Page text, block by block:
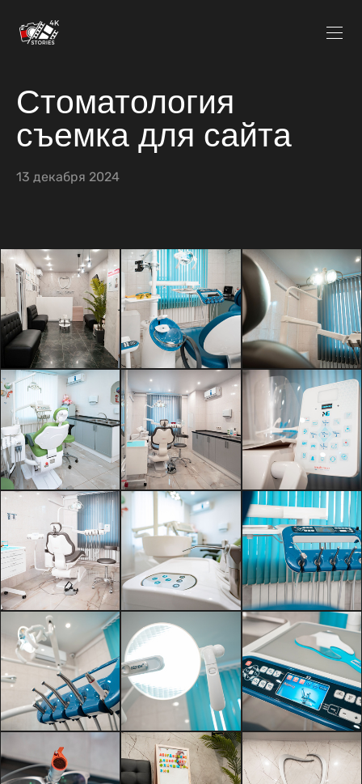
Стоматология
съемка для сайта
13 декабря 2024